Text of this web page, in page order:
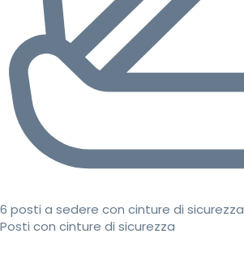
6 posti a sedere con cinture di sicurezza
Posti con cinture di sicurezza